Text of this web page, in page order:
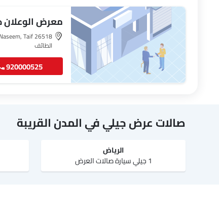
معرض الوعلان
الطائف‎
920000525
صالات عرض جيلي في المدن القريبة
الرياض‎
1 جيلي سيارة صالات العرض